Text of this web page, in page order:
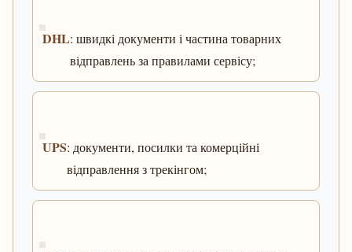
DHL: швидкі документи і частина товарних
відправлень за правилами сервісу;
UPS: документи, посилки та комерційні
відправлення з трекінгом;